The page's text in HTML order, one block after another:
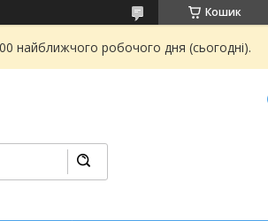
Кошик
найближчого робочого дня (сьогодні).